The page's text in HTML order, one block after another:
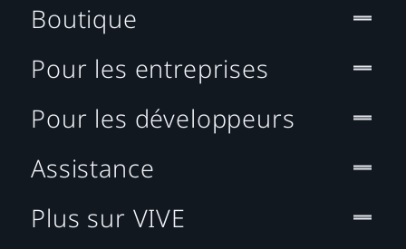
Boutique
Pour les entreprises
Pour les développeurs
Assistance
Plus sur VIVE